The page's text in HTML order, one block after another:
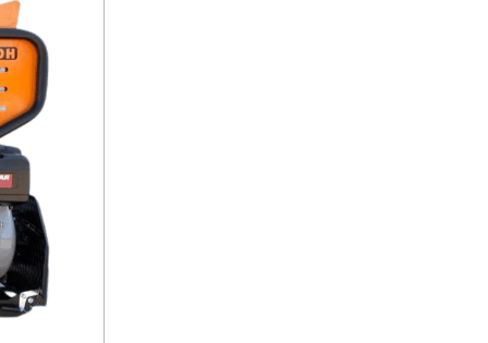
industrie, apiculture: quel que soit le
pour durer dans le temps, avec une
sur les terrains difficiles. Les commandes
flexible, conçue en fonction de votre façon
les micro-pelles